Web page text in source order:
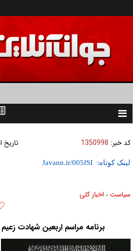
Toggle
کد خبر: 1350998 تاریخ
لینک کوتاه:
سیاست » اخبار کلی
برنامه مراسم اربعین شهادت